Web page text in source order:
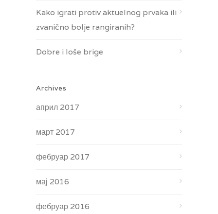
Kako igrati protiv aktuelnog prvaka ili
zvanično bolje rangiranih?
Dobre i loše brige
Archives
април 2017
март 2017
фебруар 2017
мај 2016
фебруар 2016